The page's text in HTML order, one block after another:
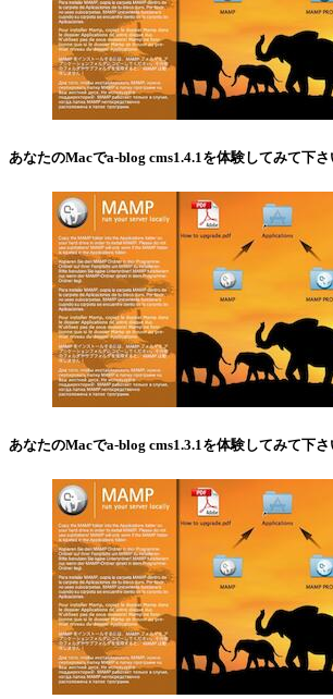
あなたのMacでa-blog cms1.4.1を体験してみて下さ
あなたのMacでa-blog cms1.3.1を体験してみて下さ